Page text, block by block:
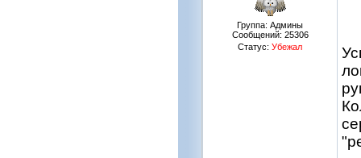
Группа: Админы
Сообщений: 25306
Статус: Убежал